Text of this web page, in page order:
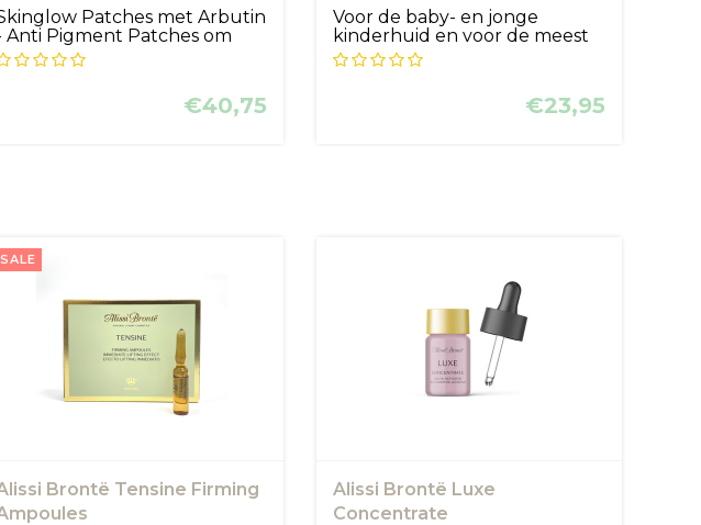
Patches met Arbutin
Anti Pigment Patches om
€40,75
Voor de baby- en jonge
kinderhuid en voor de meest
gevoelige...
€23,95
SALE
Brontë Tensine Firming
Alissi Brontë Luxe
Concentrate